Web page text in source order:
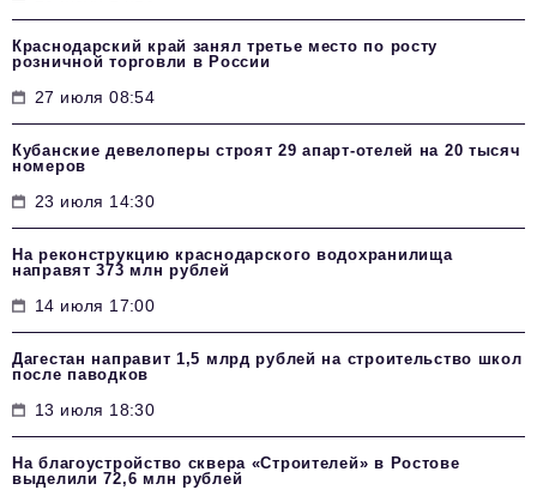
Краснодарский край занял третье место по росту
розничной торговли в России
27 июля 08:54
Кубанские девелоперы строят 29 апарт-отелей на 20 тысяч
номеров
23 июля 14:30
На реконструкцию краснодарского водохранилища
направят 373 млн рублей
14 июля 17:00
Дагестан направит 1,5 млрд рублей на строительство школ
после паводков
13 июля 18:30
На благоустройство сквера «Строителей» в Ростове
выделили 72,6 млн рублей